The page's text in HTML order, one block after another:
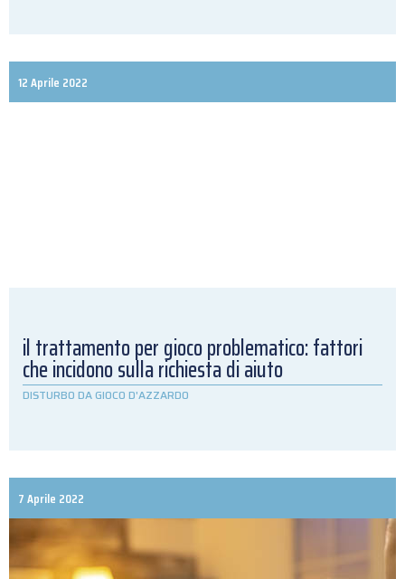
12 Aprile 2022
il trattamento per gioco problematico: fattori
che incidono sulla richiesta di aiuto
DISTURBO DA GIOCO D'AZZARDO
7 Aprile 2022